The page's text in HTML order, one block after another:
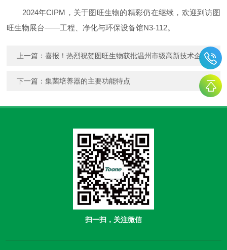
2024年CIPM，关于图旺生物的精彩仍在继续，欢迎到访图
旺生物展台——工程、净化与环保设备馆N3-112。
上一篇：喜报！热烈祝贺图旺生物获批温州市级高新技术企业研发中心
下一篇：集菌培养器的主要功能特点
扫一扫，关注微信